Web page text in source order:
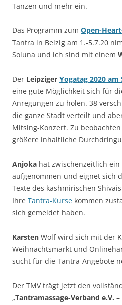
Tanzen und mehr ein.
Das Programm zum Open-
Tantra in Belzig am 1.-5.7.20
Soluna und ich sind mit einem
Der Leipziger Yogatag 2020 am
eine gute Möglichkeit sich für
Anregungen zu holen. 38
die ganze Stadt verteilt und
Mitsing-Konzert. Zu
größere inhaltliche
Anjoka hat zwischenzeitlich
aufgenommen und eignet sich
Texte des kashmirischen
Ihre Tantra-Kurse kommen
sich gemeldet haben.
Karsten Wolf wird sich mit der
Weihnachtsmarkt und
sucht für die Tantra-Angebote
Der TMV trägt jetzt den
„Tantramassage-Verband e.V.